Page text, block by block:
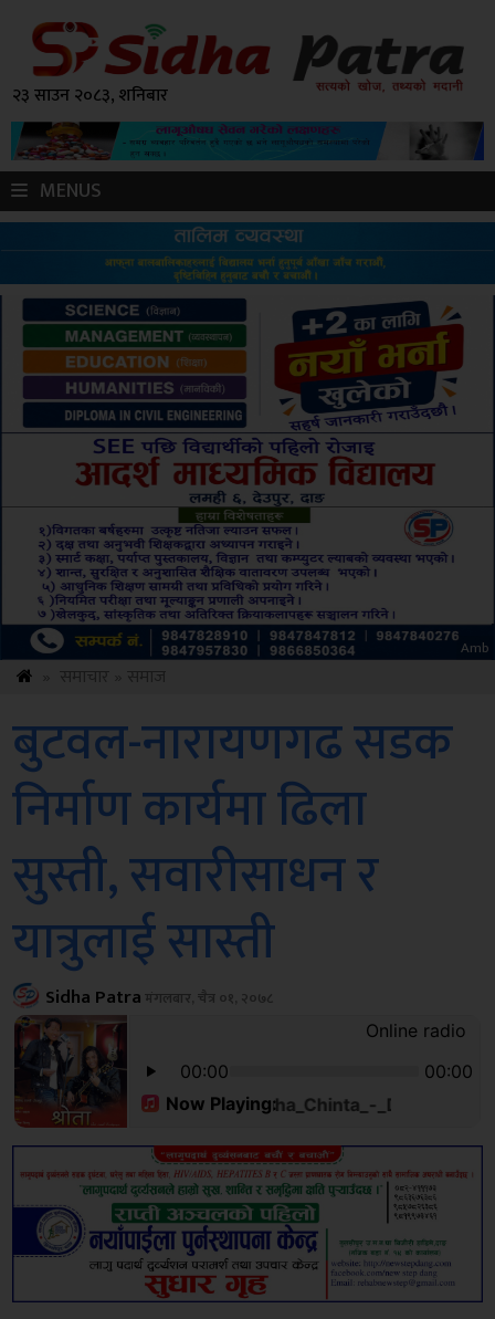
२३ साउन २०८३, शनिबार
MENUS
Amb
बुटवल-नारायणगढ सडक
निर्माण कार्यमा ढिला
सुस्ती, सवारीसाधन र
यात्रुलाई सास्ती
Sidha Patraमंगलबार, चैत्र ०१, २०७८